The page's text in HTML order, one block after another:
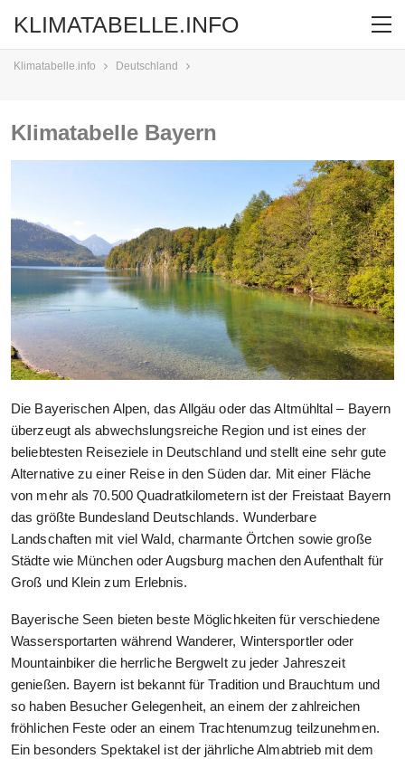
KLIMATABELLE.INFO
Klimatabelle.info Deutschland
Klimatabelle Bayern
Die Bayerischen Alpen, das Allgäu oder das Altmühltal – Bayern
überzeugt als abwechslungsreiche Region und ist eines der
beliebtesten Reiseziele in Deutschland und stellt eine sehr gute
Alternative zu einer Reise in den Süden dar. Mit einer Fläche
von mehr als 70.500 Quadratkilometern ist der Freistaat Bayern
das größte Bundesland Deutschlands. Wunderbare
Landschaften mit viel Wald, charmante Örtchen sowie große
Städte wie München oder Augsburg machen den Aufenthalt für
Groß und Klein zum Erlebnis.
Bayerische Seen bieten beste Möglichkeiten für verschiedene
Wassersportarten während Wanderer, Wintersportler oder
Mountainbiker die herrliche Bergwelt zu jeder Jahreszeit
genießen. Bayern ist bekannt für Tradition und Brauchtum und
so haben Besucher Gelegenheit, an einem der zahlreichen
fröhlichen Feste oder an einem Trachtenumzug teilzunehmen.
Ein besonders Spektakel ist der jährliche Almabtrieb mit dem